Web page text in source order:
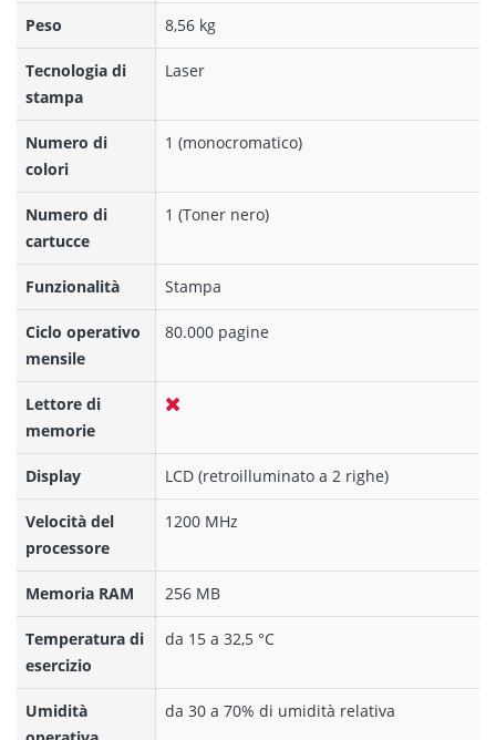
Peso 8,56 kg
Tecnologia di
stampa
Laser
Numero di
colori
1 (monocromatico)
Numero di
cartucce
1 (Toner nero)
Funzionalità Stampa
Ciclo operativo
mensile
80.000 pagine
Lettore di
memorie
Display LCD (retroilluminato a 2 righe)
Velocità del
processore
1200 MHz
Memoria RAM 256 MB
Temperatura di
esercizio
da 15 a 32,5 °C
Umidità
da 30 a 70% di umidità relativa